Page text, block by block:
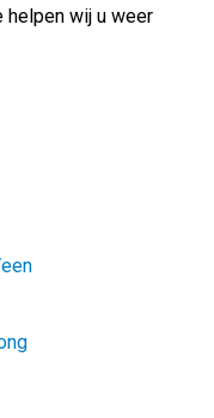
helpen wij u weer